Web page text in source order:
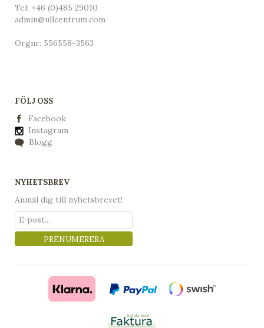
Tel: +46 (0)485 29010
admin@ullcentrum.com
Orgnr: 556558-3563
FÖLJ OSS
Facebook
Instagram
Blogg
NYHETSBREV
Anmäl dig till nyhetsbrevet!
PRENUMERERA